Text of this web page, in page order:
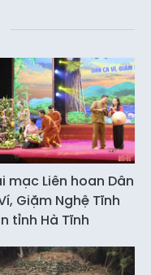
mạc Liên hoan Dân
Giặm Nghệ Tĩnh
tỉnh Hà Tĩnh